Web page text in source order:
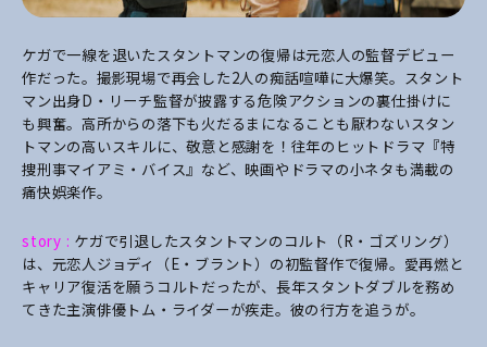
ケガで一線を退いたスタントマンの復帰は元恋人の監督デビュー
作だった。撮影現場で再会した2人の痴話喧嘩に大爆笑。スタント
マン出身D・リーチ監督が披露する危険アクションの裏仕掛けに
も興奮。高所からの落下も火だるまになることも厭わないスタン
トマンの高いスキルに、敬意と感謝を！往年のヒットドラマ『特
捜刑事マイアミ・バイス』など、映画やドラマの小ネタも満載の
痛快娯楽作。
story : ケガで引退したスタントマンのコルト（R・ゴズリング）
は、元恋人ジョディ（E・ブラント）の初監督作で復帰。愛再燃と
キャリア復活を願うコルトだったが、長年スタントダブルを務め
てきた主演俳優トム・ライダーが疾走。彼の行方を追うが。